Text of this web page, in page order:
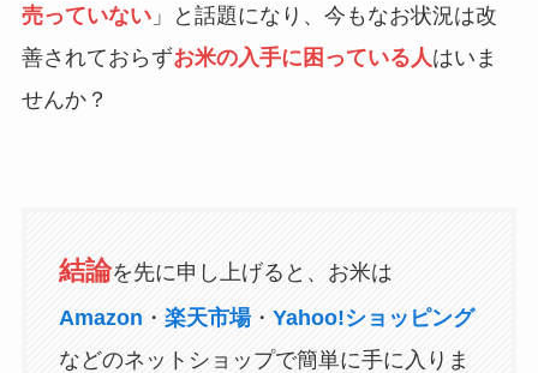
売っていない」と話題になり、今もなお状況は改
善されておらずお米の入手に困っている人はいま
せんか？
結論を先に申し上げると、お米は
Amazon ・ 楽天市場・ Yahoo!ショッピング
などのネットショップで簡単に手に入りま